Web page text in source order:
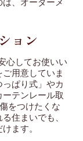
ョン
心してお使いい
用意していま
ぱり式」やカ
テンレール取
をつけたくな
住まいでも、
ます。